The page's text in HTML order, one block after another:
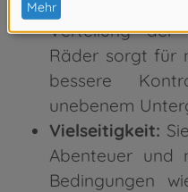
Bessere
Verteilung der
Räder sorgt für
bessere
unebenem
Vielseitigkeit:
Abenteuer und
Bedingungen